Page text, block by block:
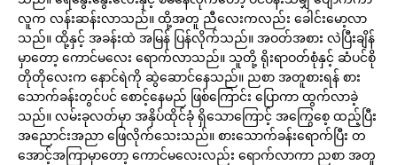
လူက လန်းဆန်းလာသည်။ ထို့အတူ ညီလေးကလည်း ခေါင်းမော့လာ
သည်။ ထို့နှင့် အခန်းထဲ အမြန် ပြန်လိုက်သည်။ အဝတ်အစား လဲပြီးချိန်
မှာတော့ ကောင်မလေး ရောက်လာသည်။ သူတို့ ရိုးရာဝတ်စုံနှင့် ဆံပင်စို
တိုတိုလေးက နောင်ရဲကို ဆွဲဆောင်နေသည်။ ညစာ အတူစားရန် စား
သောက်ခန်းတွင်ပင် စောင့်နေမည် ဖြစ်ကြောင်း ပြောကာ ထွက်လာခဲ့
သည်။ လမ်းခုလတ်မှာ အနှိပ်ထိုင်ခုံ ရှိသောကြောင့် အကြွေစေ့ ထည့်ပြီး
အညောင်းအညာ ဖြေလိုက်သေးသည်။ စားသောက်ခန်းရောက်ပြီး တ
အောင့်အကြာမှာတော့ ကောင်မလေးလည်း ရောက်လာကာ ညစာ အတူ